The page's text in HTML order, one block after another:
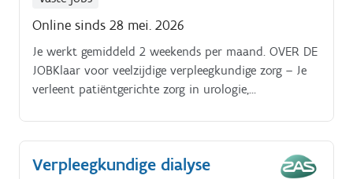
Online sinds 28 mei. 2026
Je werkt gemiddeld 2 weekends per maand. OVER DE
JOBKlaar voor veelzijdige verpleegkundige zorg – Je
verleent patiëntgerichte zorg in urologie,
Verpleegkundige dialyse